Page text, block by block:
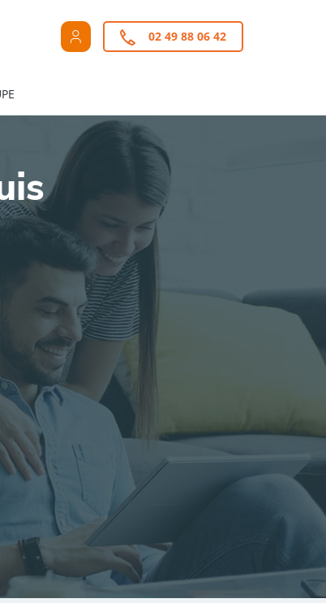
02 49 88 06 42